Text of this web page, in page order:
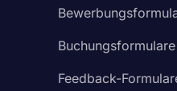
Buchungsformulare
Feedback-